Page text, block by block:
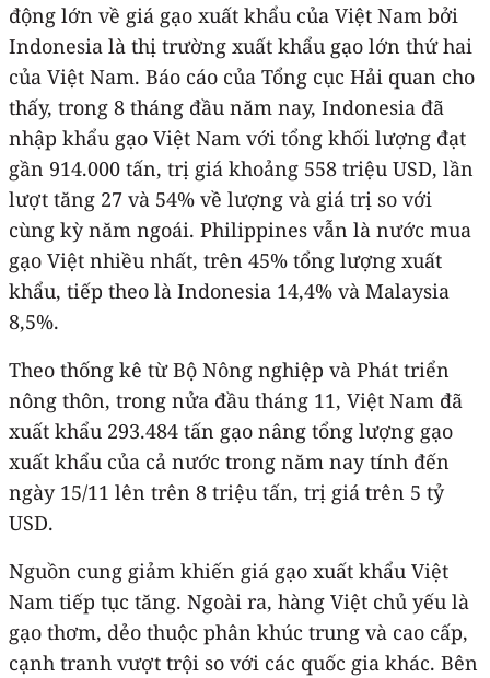
động lớn về giá gạo xuất khẩu của Việt Nam bởi
Indonesia là thị trường xuất khẩu gạo lớn thứ hai
của Việt Nam. Báo cáo của Tổng cục Hải quan cho
thấy, trong 8 tháng đầu năm nay, Indonesia đã
nhập khẩu gạo Việt Nam với tổng khối lượng đạt
gần 914.000 tấn, trị giá khoảng 558 triệu USD, lần
lượt tăng 27 và 54% về lượng và giá trị so với
cùng kỳ năm ngoái. Philippines vẫn là nước mua
gạo Việt nhiều nhất, trên 45% tổng lượng xuất
khẩu, tiếp theo là Indonesia 14,4% và Malaysia
8,5%.
Theo thống kê từ Bộ Nông nghiệp và Phát triển
nông thôn, trong nửa đầu tháng 11, Việt Nam đã
xuất khẩu 293.484 tấn gạo nâng tổng lượng gạo
xuất khẩu của cả nước trong năm nay tính đến
ngày 15/11 lên trên 8 triệu tấn, trị giá trên 5 tỷ
USD.
Nguồn cung giảm khiến giá gạo xuất khẩu Việt
Nam tiếp tục tăng. Ngoài ra, hàng Việt chủ yếu là
gạo thơm, dẻo thuộc phân khúc trung và cao cấp,
cạnh tranh vượt trội so với các quốc gia khác. Bên